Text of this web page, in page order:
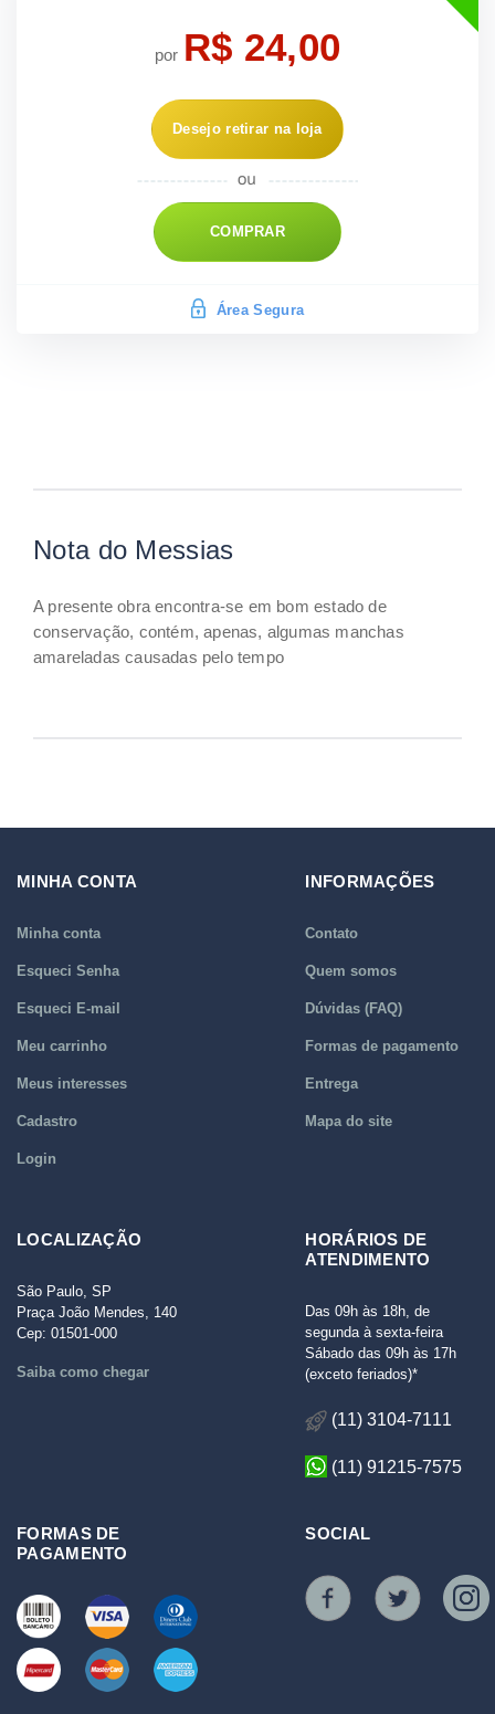
por R$ 24,00
Desejo retirar na loja
COMPRAR
Área Segura
Nota do Messias
A presente obra encontra-se em bom estado de
conservação, contém, apenas, algumas manchas
amareladas causadas pelo tempo
MINHA CONTA
Minha conta
Esqueci Senha
Esqueci E-mail
Meu carrinho
Meus interesses
Cadastro
Login
INFORMAÇÕES
Contato
Quem somos
Dúvidas (FAQ)
Formas de pagamento
Entrega
Mapa do site
LOCALIZAÇÃO
São Paulo, SP
Praça João Mendes, 140
Cep: 01501-000
Saiba como chegar
HORÁRIOS DE
ATENDIMENTO
Das 09h às 18h, de
segunda à sexta-feira
Sábado das 09h às 17h
(exceto feriados)*
(11) 3104-7111
(11) 91215-7575
FORMAS DE
PAGAMENTO
SOCIAL